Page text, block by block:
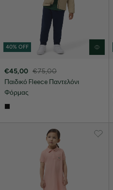
40% OFF
€45,00 €75,00
Παιδικό Fleece Παντελόνι
Φόρμας